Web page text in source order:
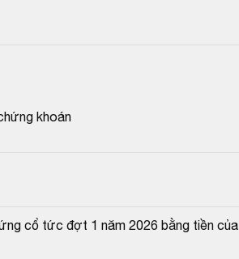
khoán
cổ tức đợt 1 năm 2026 bằng tiền của